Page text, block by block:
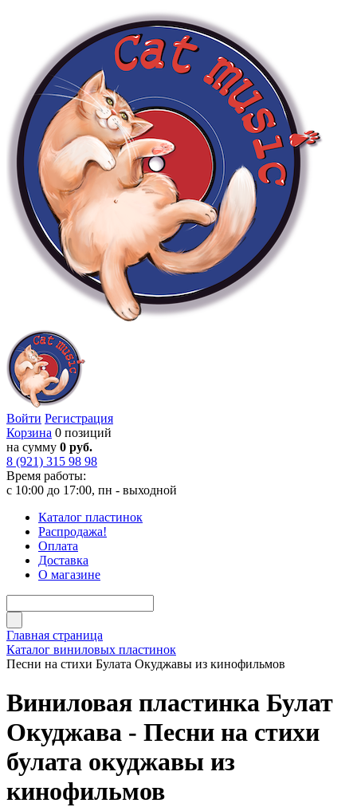
Войти Регистрация
Корзина 0 позиций
на сумму 0 руб.
8 (921) 315 98 98
Время работы:
с 10:00 до 17:00, пн - выходной
Каталог пластинок
Распродажа!
Оплата
Доставка
О магазине
Главная страница
Каталог виниловых пластинок
Песни на стихи Булата Окуджавы из кинофильмов
Виниловая пластинка Булат
Окуджава - Песни на стихи
булата окуджавы из
кинофильмов